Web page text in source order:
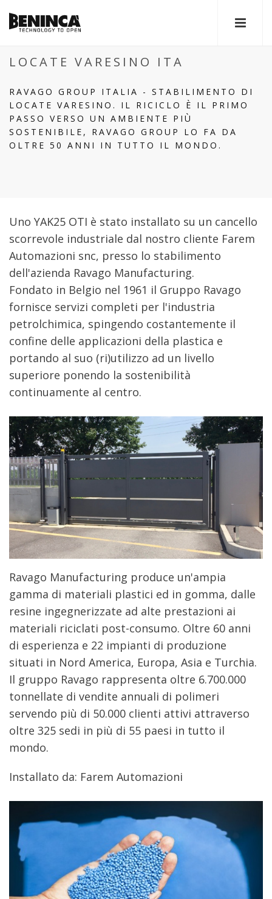
LOCATE VARESINO ITA
RAVAGO GROUP ITALIA - STABILIMENTO DI
LOCATE VARESINO. IL RICICLO È IL PRIMO
PASSO VERSO UN AMBIENTE PIÙ
SOSTENIBILE, RAVAGO GROUP LO FA DA
OLTRE 50 ANNI IN TUTTO IL MONDO.
Uno YAK25 OTI è stato installato su un cancello
scorrevole industriale dal nostro cliente Farem
Automazioni snc, presso lo stabilimento
dell'azienda Ravago Manufacturing.
Fondato in Belgio nel 1961 il Gruppo Ravago
fornisce servizi completi per l'industria
petrolchimica, spingendo costantemente il
confine delle applicazioni della plastica e
portando al suo (ri)utilizzo ad un livello
superiore ponendo la sostenibilità
continuamente al centro.
Ravago Manufacturing produce un'ampia
gamma di materiali plastici ed in gomma, dalle
resine ingegnerizzate ad alte prestazioni ai
materiali riciclati post-consumo. Oltre 60 anni
di esperienza e 22 impianti di produzione
situati in Nord America, Europa, Asia e Turchia.
Il gruppo Ravago rappresenta oltre 6.700.000
tonnellate di vendite annuali di polimeri
servendo più di 50.000 clienti attivi attraverso
oltre 325 sedi in più di 55 paesi in tutto il
mondo.
Installato da: Farem Automazioni